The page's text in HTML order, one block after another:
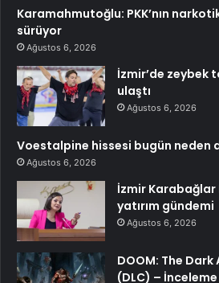
Karamahmutoğlu: PKK’nın
sürüyor
Ağustos 6, 2026
İzmir’de zeybek
ulaştı
Ağustos 6, 2026
Voestalpine hissesi bugün neden
Ağustos 6, 2026
İzmir Karabağlar
yatırım gündemi
Ağustos 6, 2026
DOOM: The
(DLC) – İnceleme